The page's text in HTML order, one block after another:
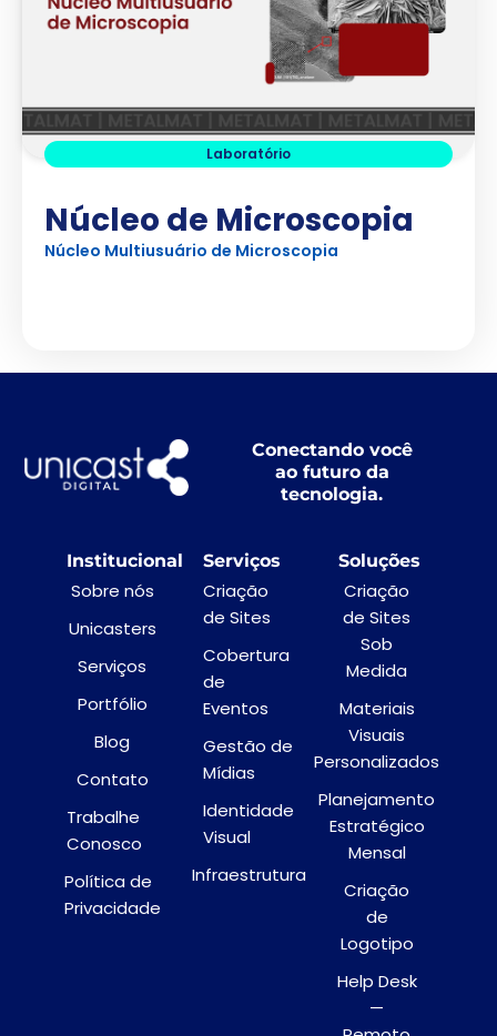
Laboratório
Núcleo de Microscopia
Núcleo Multiusuário de Microscopia
Conectando você
ao futuro da
tecnologia.
Institucional
Sobre nós
Unicasters
Serviços
Portfólio
Blog
Contato
Trabalhe
Conosco
Política de
Privacidade
Serviços
Criação
de Sites
Cobertura
de
Eventos
Gestão de
Mídias
Identidade
Visual
Infraestrutura
Soluções
Criação
de Sites
Sob
Medida
Materiais
Visuais
Personalizados
Planejamento
Estratégico
Mensal
Criação
de
Logotipo
Help Desk
—